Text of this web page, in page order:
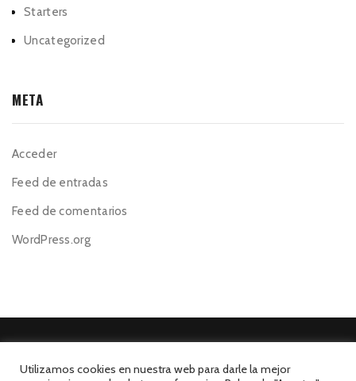
Starters
Uncategorized
META
Acceder
Feed de entradas
Feed de comentarios
WordPress.org
Utilizamos cookies en nuestra web para darle la mejor